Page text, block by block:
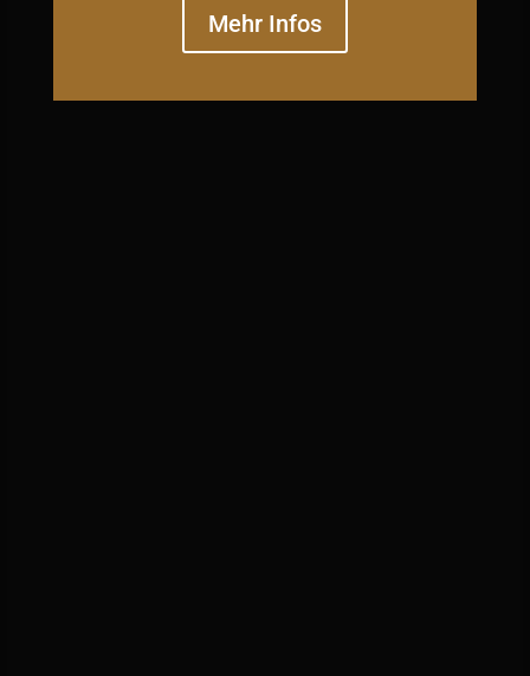
Mehr Infos